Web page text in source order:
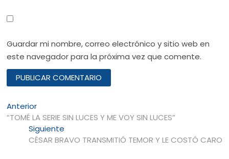
Guardar mi nombre, correo electrónico y sitio web en
este navegador para la próxima vez que comente.
Navegación
de
entradas
AnteriorEntrada
anterior:
“TOMÉ LA SERIE SIN LUCES Y ME VOY SIN LUCES”
SiguienteEntrada
siguiente:
CÉSAR BRAVO TRANSMITIÓ TEMOR Y LE COSTÓ CARO